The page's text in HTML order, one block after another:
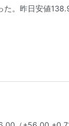
た。昨日安値